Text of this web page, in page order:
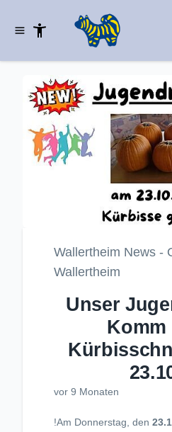
Wallertheim News -
Wallertheim
Unser
Komm
vor 9 Monaten
!Am Donnerstag, den